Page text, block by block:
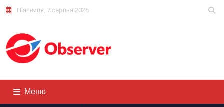
П'ятниця, 7 серпня 2026
Меню